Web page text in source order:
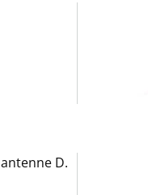
D.